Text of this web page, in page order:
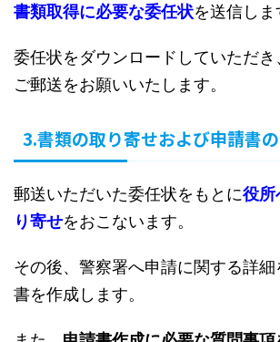
書類取得に必要な委任状を送信しま
委任状をダウンロードしていただき
ご郵送をお願いいたします。
3.書類の取り寄せおよび申請書
郵送いただいた委任状をもとに役所
り寄せをおこないます。
その後、警察署へ申請に関する詳
書を作成します。